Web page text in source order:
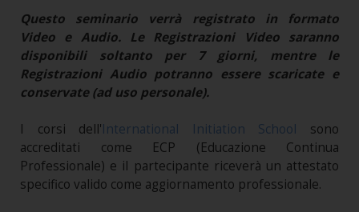
Questo seminario verrà registrato in formato
Video e Audio. Le Registrazioni Video saranno
disponibili soltanto per 7 giorni, mentre le
Registrazioni Audio potranno essere scaricate e
conservate (ad uso personale).
I corsi dell'International Initiation School sono
accreditati come ECP (Educazione Continua
Professionale) e il partecipante riceverà un attestato
specifico valido come aggiornamento professionale.